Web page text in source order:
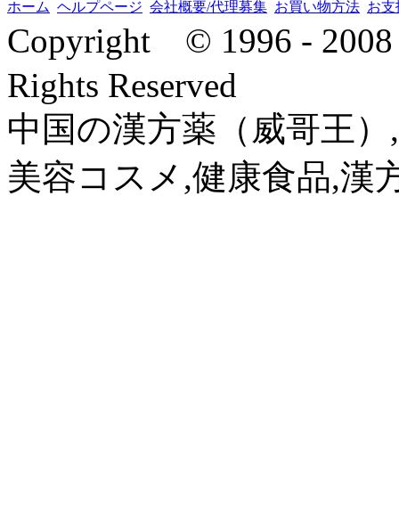
ホーム ヘルプページ 会社概要/代理募集 お買い物方法 お支
Copyright © 1996 -
Rights Reserved
中国の漢方薬（威哥王
美容コスメ,健康食品,漢